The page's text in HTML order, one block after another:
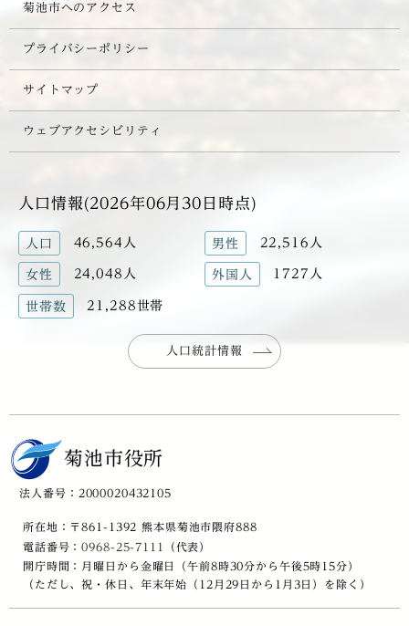
菊池市へのアクセス
プライバシーポリシー
サイトマップ
ウェブアクセシビリティ
人口情報(2026年06月30日時点)
人口 46,564人 男性 22,516人
女性 24,048人 外国人 1727人
世帯数 21,288世帯
人口統計情報
菊池市役所
法人番号：2000020432105
所在地：〒861-1392 熊本県菊池市隈府888
電話番号：0968-25-7111
（代表）
開庁時間：月曜日から金曜日（午前8時30分から午後5時15分）
（ただし、祝・休日、年末年始（12月29日から1月3日）を除く）